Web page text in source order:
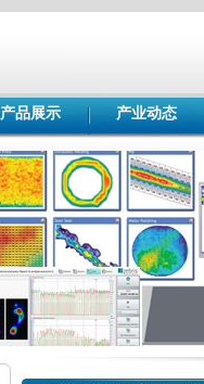
产品展示 产业动态